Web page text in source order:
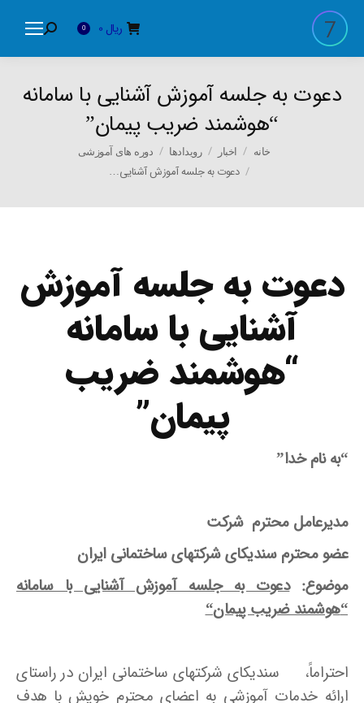
ریال 0
Search:
دعوت به جلسه آموزش آشنایی با سامانه
“هوشمند ضریب پیمان”
خانه اخبار رویدادها دوره های آموزشی
دعوت به جلسه آموزش آشنایی…
دعوت به جلسه آموزش
آشنایی با سامانه
“هوشمند ضریب
پیمان”
“به نام خدا”
مدیرعامل محترم شرکت
عضو محترم سندیکای شرکتهای ساختمانی ایران
موضوع:دعوت به جلسه آموزش آشنایی با سامانه
“هوشمند ضریب پیمان“
احتراماً، سندیکای شرکتهای ساختمانی ایران در راستای
ارائه خدمات آموزشی به اعضای محترم خویش با هدف